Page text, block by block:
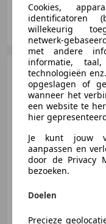
Autobedrijf J. Cats
NL-8748 BM WITMARSUM
10/2022
Cookies,
identificatoren
willekeurig
netwerk-
met andere
informatie, taal,
technologieën
opgeslagen of
wanneer het
een website te
hier
Je kunt jouw
aanpassen en
door de Privacy
bezoeken.
Doelen
Precieze